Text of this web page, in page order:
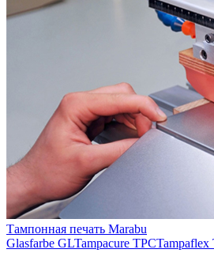
Тампонная печать Marabu
Glasfarbe GLTampacure TPCTampaflex